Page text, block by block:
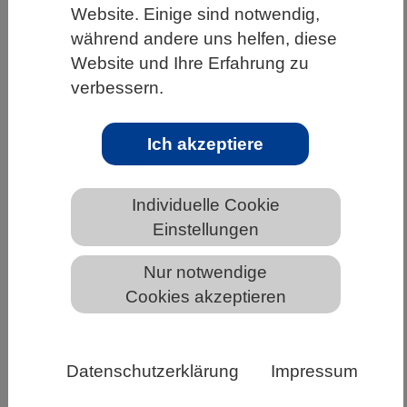
Website. Einige sind notwendig,
während andere uns helfen, diese
Website und Ihre Erfahrung zu
verbessern.
Ich akzeptiere
Individuelle Cookie
Einstellungen
Nur notwendige
Cookies akzeptieren
Datenschutzerklärung Impressum
UNTER DEM DACH DES VBIO
LANDESVERBÄNDE
HESSEN
ALLGEMEINE NEWS AUS DEN BIOWISSENSCHAFTEN
Strategie der Allianz für die
Weiterentwicklung des
wissenschaftlichen
Publikationswesens 2026-2030